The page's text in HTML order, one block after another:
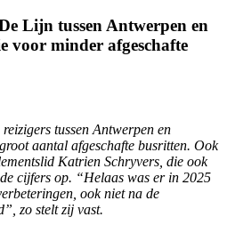
Lijn tussen Antwerpen en
voor minder afgeschafte
tussen Antwerpen en
aantal afgeschafte busritten. Ook
Katrien Schryvers, die ook
cijfers op. “Helaas was er in 2025
ook niet na de
zo stelt zij vast.